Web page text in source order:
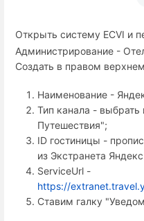
Открыть систему ECVI и
Администрирование -
Создать в правом
Наименование -
Тип канала - выбрать
Путешествия";
ID гостиницы -
из Экстранета
ServiceUrl -
https://
Ставим галку